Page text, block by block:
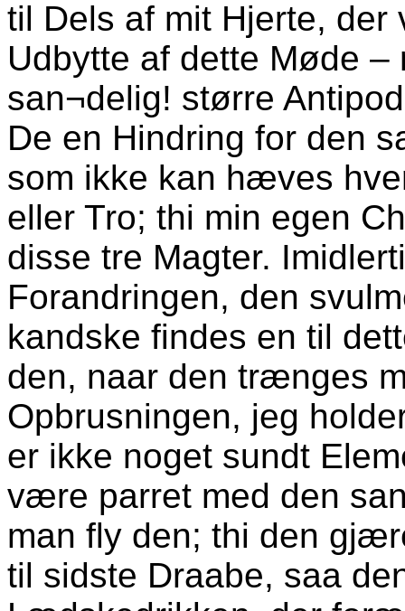
til Dels af mit Hjerte,
Udbytte af dette Møde
san¬delig! større
De en Hindring for den
som ikke kan hæves
eller Tro; thi min egen
disse tre Magter.
Forandringen, den
kandske findes en til
den, naar den trænges
Opbrusningen, jeg
er ikke noget sundt
være parret med den
man fly den; thi den
til sidste Draabe, saa